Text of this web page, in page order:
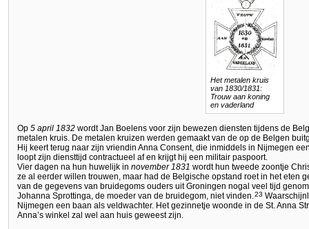
Het metalen kruis
van 1830/1831:
Trouw aan koning
en vaderland
Op 5 april 1832 wordt Jan Boelens voor zijn bewezen diensten tijdens de
metalen kruis. De metalen kruizen werden gemaakt van de op de Belgen
Hij keert terug naar zijn vriendin Anna Consent, die inmiddels in Nijmegen
loopt zijn diensttijd contractueel af en krijgt hij een militair paspoort.
Vier dagen na hun huwelijk in november 1831 wordt hun tweede zoontje
ze al eerder willen trouwen, maar had de Belgische opstand roet in het eten
van de gegevens van bruidegoms ouders uit Groningen nogal veel tijd
Johanna Sprottinga, de moeder van de bruidegom, niet vinden.23
Nijmegen een baan als veldwachter. Het gezinnetje woonde in de St. Anna
Anna’s winkel zal wel aan huis geweest zijn.